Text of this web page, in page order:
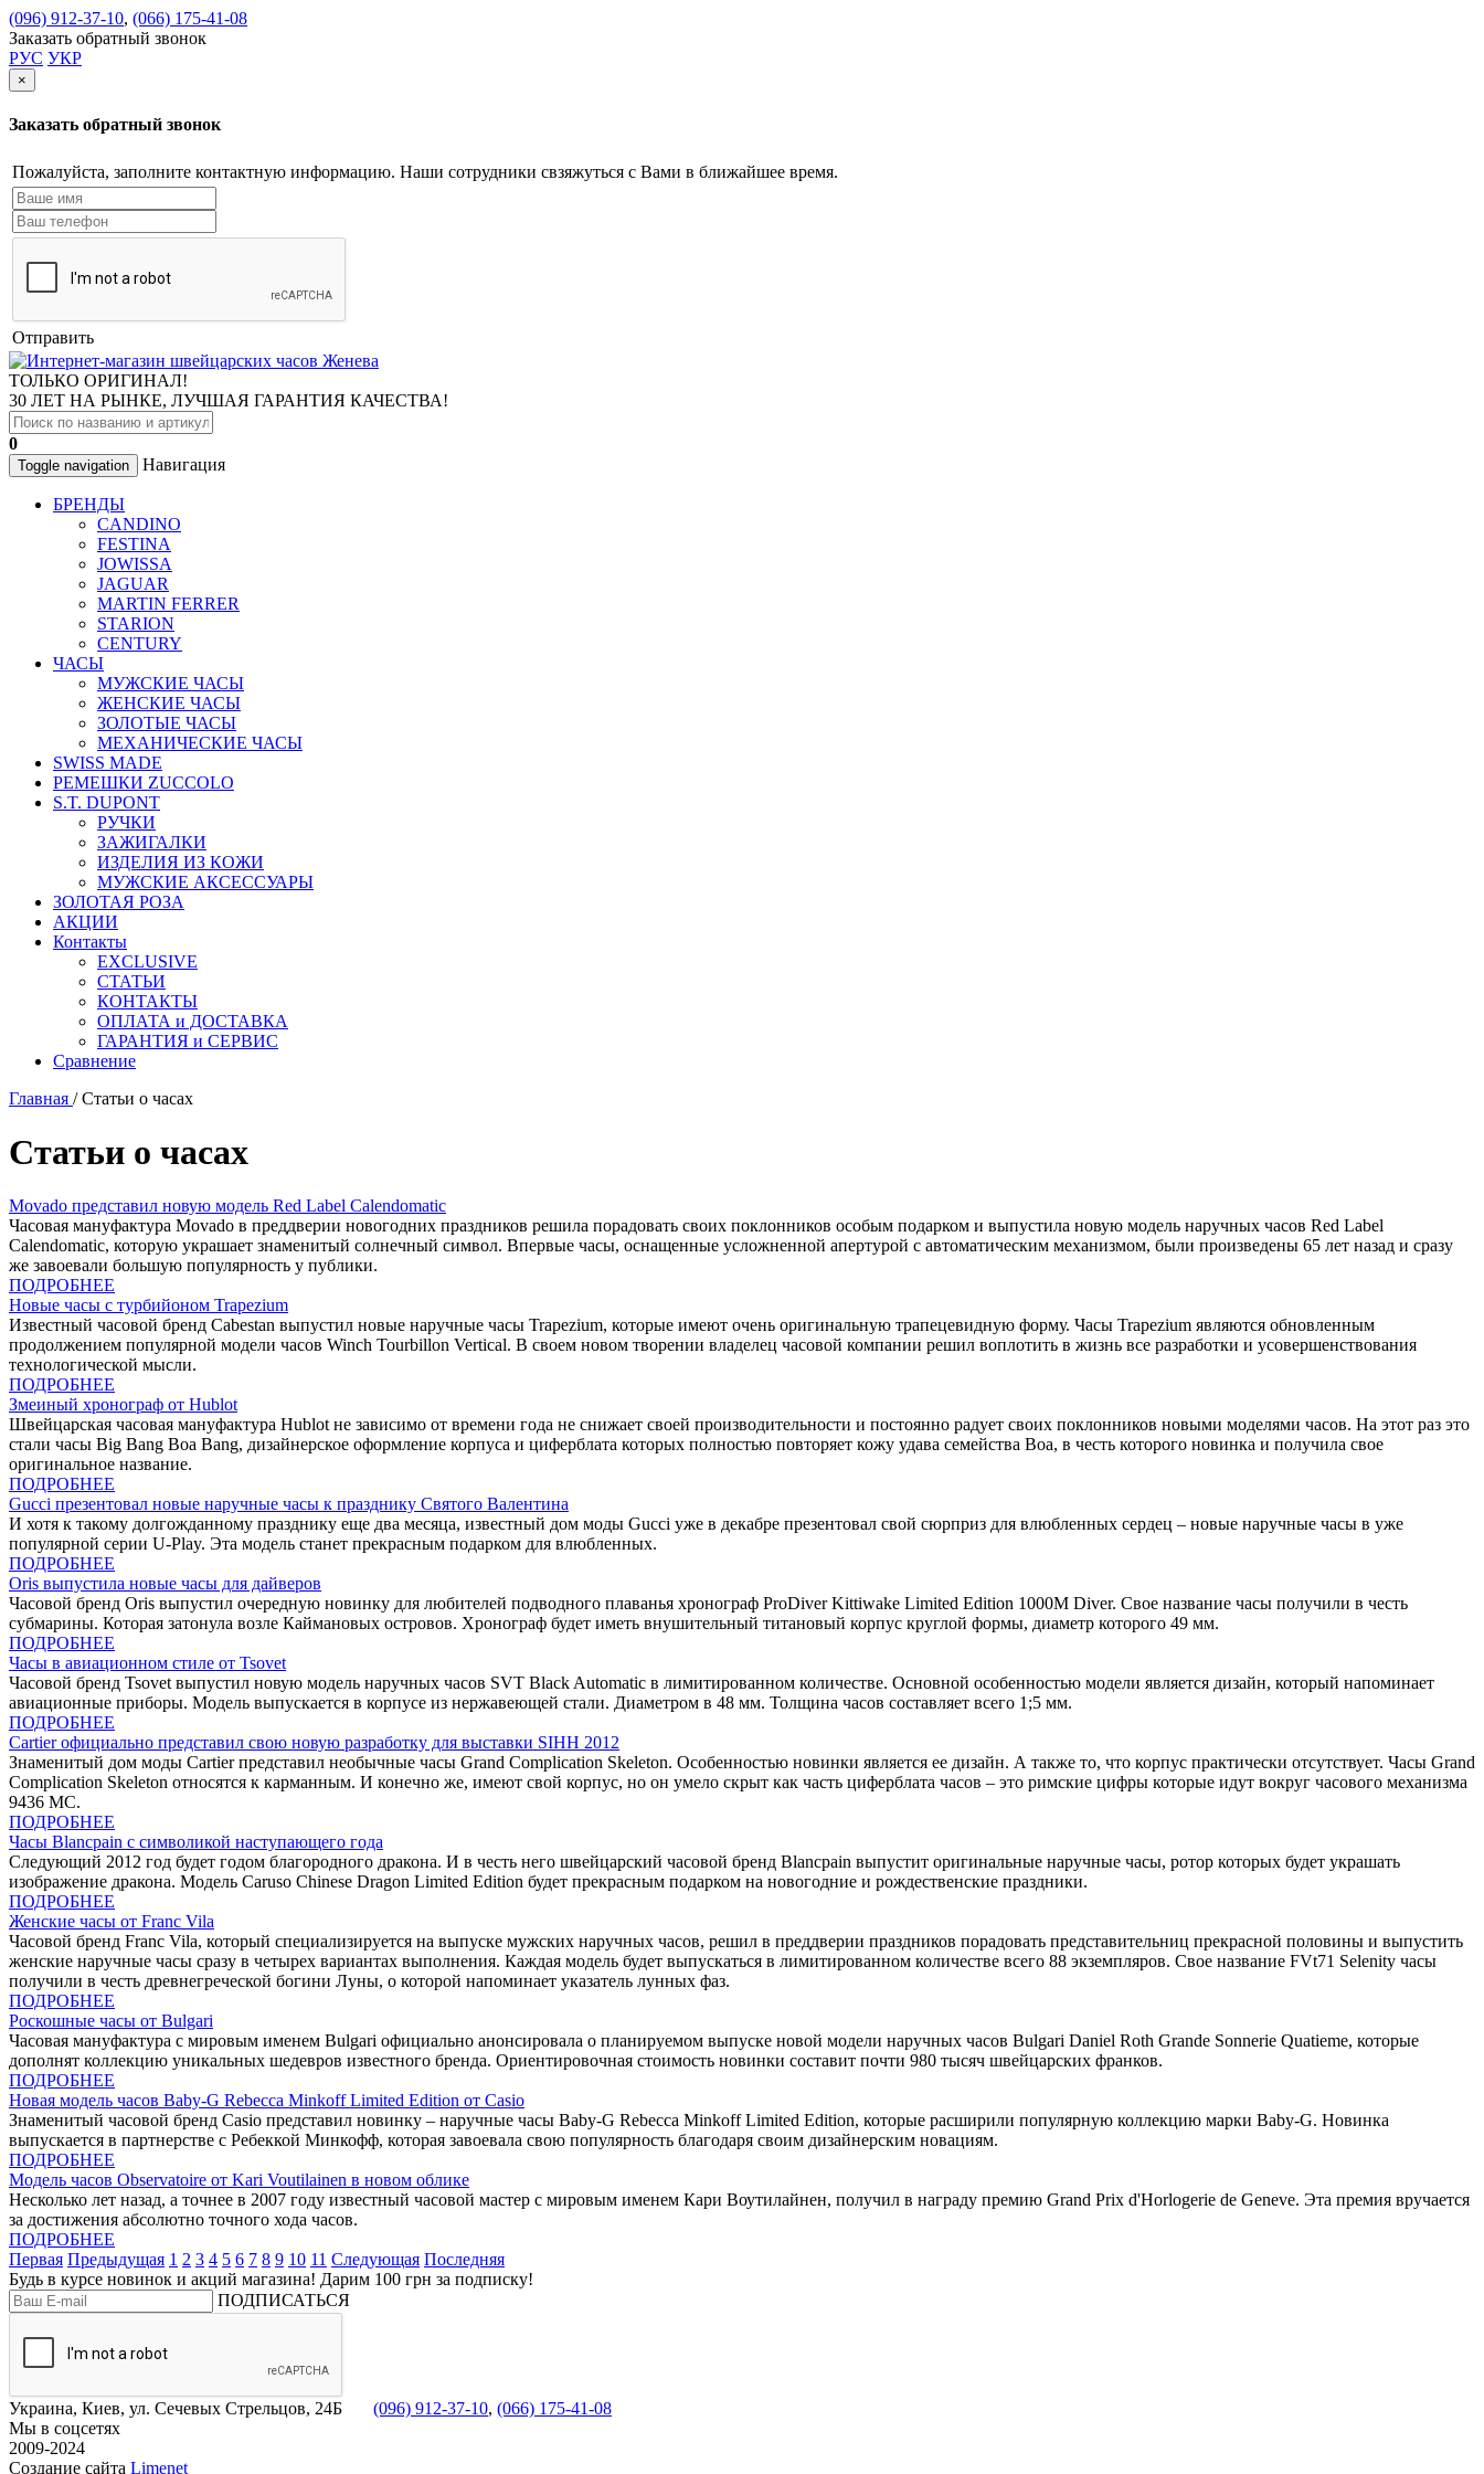
(096) 912-37-10, (066) 175-41-08
Заказать обратный звонок
РУС УКР
×
Заказать обратный звонок
Пожалуйста, заполните контактную информацию. Наши сотрудники свзяжуться с Вами в ближайшее время.
Отправить
ТОЛЬКО ОРИГИНАЛ!
30 ЛЕТ НА РЫНКЕ, ЛУЧШАЯ ГАРАНТИЯ КАЧЕСТВА!
0
Toggle navigation Навигация
БРЕНДЫ
CANDINO
FESTINA
JOWISSA
JAGUAR
MARTIN FERRER
STARION
CENTURY
ЧАСЫ
МУЖСКИЕ ЧАСЫ
ЖЕНСКИЕ ЧАСЫ
ЗОЛОТЫЕ ЧАСЫ
МЕХАНИЧЕСКИЕ ЧАСЫ
SWISS MADE
РЕМЕШКИ ZUCCOLO
S.T. DUPONT
РУЧКИ
ЗАЖИГАЛКИ
ИЗДЕЛИЯ ИЗ КОЖИ
МУЖСКИЕ АКСЕССУАРЫ
ЗОЛОТАЯ РОЗА
АКЦИИ
Контакты
EXCLUSIVE
СТАТЬИ
КОНТАКТЫ
ОПЛАТА и ДОСТАВКА
ГАРАНТИЯ и СЕРВИС
Сравнение
Главная /Статьи о часах
Статьи о часах
Movado представил новую модель Red Label Calendomatic
Часовая мануфактура Movado в преддверии новогодних праздников решила порадовать своих поклонников особым подарком и выпустила новую модель наручных часов Red Label
Calendomatic, которую украшает знаменитый солнечный символ. Впервые часы, оснащенные усложненной апертурой с автоматическим механизмом, были произведены 65 лет назад и сразу
же завоевали большую популярность у публики.
ПОДРОБНЕЕ
Новые часы с турбийоном Trapezium
Известный часовой бренд Cabestan выпустил новые наручные часы Trapezium, которые имеют очень оригинальную трапецевидную форму. Часы Trapezium являются обновленным
продолжением популярной модели часов Winch Tourbillon Vertical. В своем новом творении владелец часовой компании решил воплотить в жизнь все разработки и усовершенствования
технологической мысли.
ПОДРОБНЕЕ
Змеиный хронограф от Hublot
Швейцарская часовая мануфактура Hublot не зависимо от времени года не снижает своей производительности и постоянно радует своих поклонников новыми моделями часов. На этот раз это
стали часы Big Bang Boa Bang, дизайнерское оформление корпуса и циферблата которых полностью повторяет кожу удава семейства Boa, в честь которого новинка и получила свое
оригинальное название.
ПОДРОБНЕЕ
Gucci презентовал новые наручные часы к празднику Святого Валентина
И хотя к такому долгожданному празднику еще два месяца, известный дом моды Gucci уже в декабре презентовал свой сюрприз для влюбленных сердец – новые наручные часы в уже
популярной серии U-Play. Эта модель станет прекрасным подарком для влюбленных.
ПОДРОБНЕЕ
Oris выпустила новые часы для дайверов
Часовой бренд Oris выпустил очередную новинку для любителей подводного плаванья хронограф ProDiver Kittiwake Limited Edition 1000M Diver. Свое название часы получили в честь
субмарины. Которая затонула возле Каймановых островов. Хронограф будет иметь внушительный титановый корпус круглой формы, диаметр которого 49 мм.
ПОДРОБНЕЕ
Часы в авиационном стиле от Tsovet
Часовой бренд Tsovet выпустил новую модель наручных часов SVT Black Automatic в лимитированном количестве. Основной особенностью модели является дизайн, который напоминает
авиационные приборы. Модель выпускается в корпусе из нержавеющей стали. Диаметром в 48 мм. Толщина часов составляет всего 1;5 мм.
ПОДРОБНЕЕ
Cartier официально представил свою новую разработку для выставки SIHH 2012
Знаменитый дом моды Cartier представил необычные часы Grand Complication Skeleton. Особенностью новинки является ее дизайн. А также то, что корпус практически отсутствует. Часы Grand
Complication Skeleton относятся к карманным. И конечно же, имеют свой корпус, но он умело скрыт как часть циферблата часов – это римские цифры которые идут вокруг часового механизма
9436 МС.
ПОДРОБНЕЕ
Часы Blancpain с символикой наступающего года
Следующий 2012 год будет годом благородного дракона. И в честь него швейцарский часовой бренд Blancpain выпустит оригинальные наручные часы, ротор которых будет украшать
изображение дракона. Модель Caruso Chinese Dragon Limited Edition будет прекрасным подарком на новогодние и рождественские праздники.
ПОДРОБНЕЕ
Женские часы от Franc Vila
Часовой бренд Franc Vila, который специализируется на выпуске мужских наручных часов, решил в преддверии праздников порадовать представительниц прекрасной половины и выпустить
женские наручные часы сразу в четырех вариантах выполнения. Каждая модель будет выпускаться в лимитированном количестве всего 88 экземпляров. Свое название FVt71 Selenity часы
получили в честь древнегреческой богини Луны, о которой напоминает указатель лунных фаз.
ПОДРОБНЕЕ
Роскошные часы от Bulgari
Часовая мануфактура с мировым именем Bulgari официально анонсировала о планируемом выпуске новой модели наручных часов Bulgari Daniel Roth Grande Sonnerie Quatieme, которые
дополнят коллекцию уникальных шедевров известного бренда. Ориентировочная стоимость новинки составит почти 980 тысяч швейцарских франков.
ПОДРОБНЕЕ
Новая модель часов Baby-G Rebecca Minkoff Limited Edition от Casio
Знаменитый часовой бренд Casio представил новинку – наручные часы Baby-G Rebecca Minkoff Limited Edition, которые расширили популярную коллекцию марки Baby-G. Новинка
выпускается в партнерстве с Ребеккой Минкофф, которая завоевала свою популярность благодаря своим дизайнерским новациям.
ПОДРОБНЕЕ
Модель часов Observatoire от Kari Voutilainen в новом облике
Несколько лет назад, а точнее в 2007 году известный часовой мастер с мировым именем Кари Воутилайнен, получил в награду премию Grand Prix d'Horlogerie de Geneve. Эта премия вручается
за достижения абсолютно точного хода часов.
ПОДРОБНЕЕ
Первая Предыдущая 1 2 3 4 5 6 7 8 9 10 11 Следующая Последняя
Будь в курсе новинок и акций магазина! Дарим 100 грн за подписку!
ПОДПИСАТЬСЯ
Украина, Киев, ул. Сечевых Стрельцов, 24Б (096) 912-37-10, (066) 175-41-08
Мы в соцсетях
2009-2024
Создание сайта Limenet